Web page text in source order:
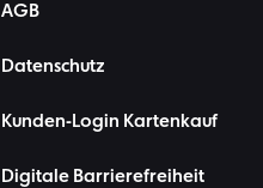
AGB
Datenschutz
Kunden-Login Kartenkauf
Digitale Barrierefreiheit